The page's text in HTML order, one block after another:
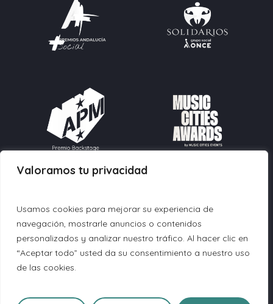
Valoramos tu privacidad
Usamos cookies para mejorar su experiencia de
navegación, mostrarle anuncios o contenidos
personalizados y analizar nuestro tráfico. Al hacer clic en
“Aceptar todo” usted da su consentimiento a nuestro uso
de las cookies.
info@fundacionmusicforall.org
604 90 27 30
© 2026 Fundación Music For All.